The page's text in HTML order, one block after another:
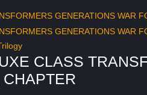
CLASS